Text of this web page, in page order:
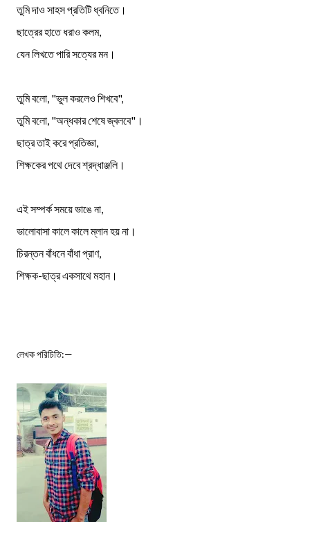
তুমি দাও সাহস প্রতিটি ধ্বনিতে।
ছাত্রের হাতে ধরাও কলম,
যেন লিখতে পারি সত্যের মন।
তুমি বলো, "ভুল করলেও শিখবে",
তুমি বলো, "অন্ধকার শেষে জ্বলবে"।
ছাত্র তাই করে প্রতিজ্ঞা,
শিক্ষকের পথে দেবে শ্রদ্ধাঞ্জলি।
এই সম্পর্ক সময়ে ভাঙে না,
ভালোবাসা কালে কালে ম্লান হয় না।
চিরন্তন বাঁধনে বাঁধা প্রাণ,
শিক্ষক-ছাত্র একসাথে মহান।
লেখক পরিচিতি:—